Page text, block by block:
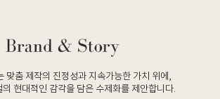
맞춤 제작의 진정성과 지속가능한 가치 위에,
의 현대적인 감각을 담은 수제화를 제안합니다.